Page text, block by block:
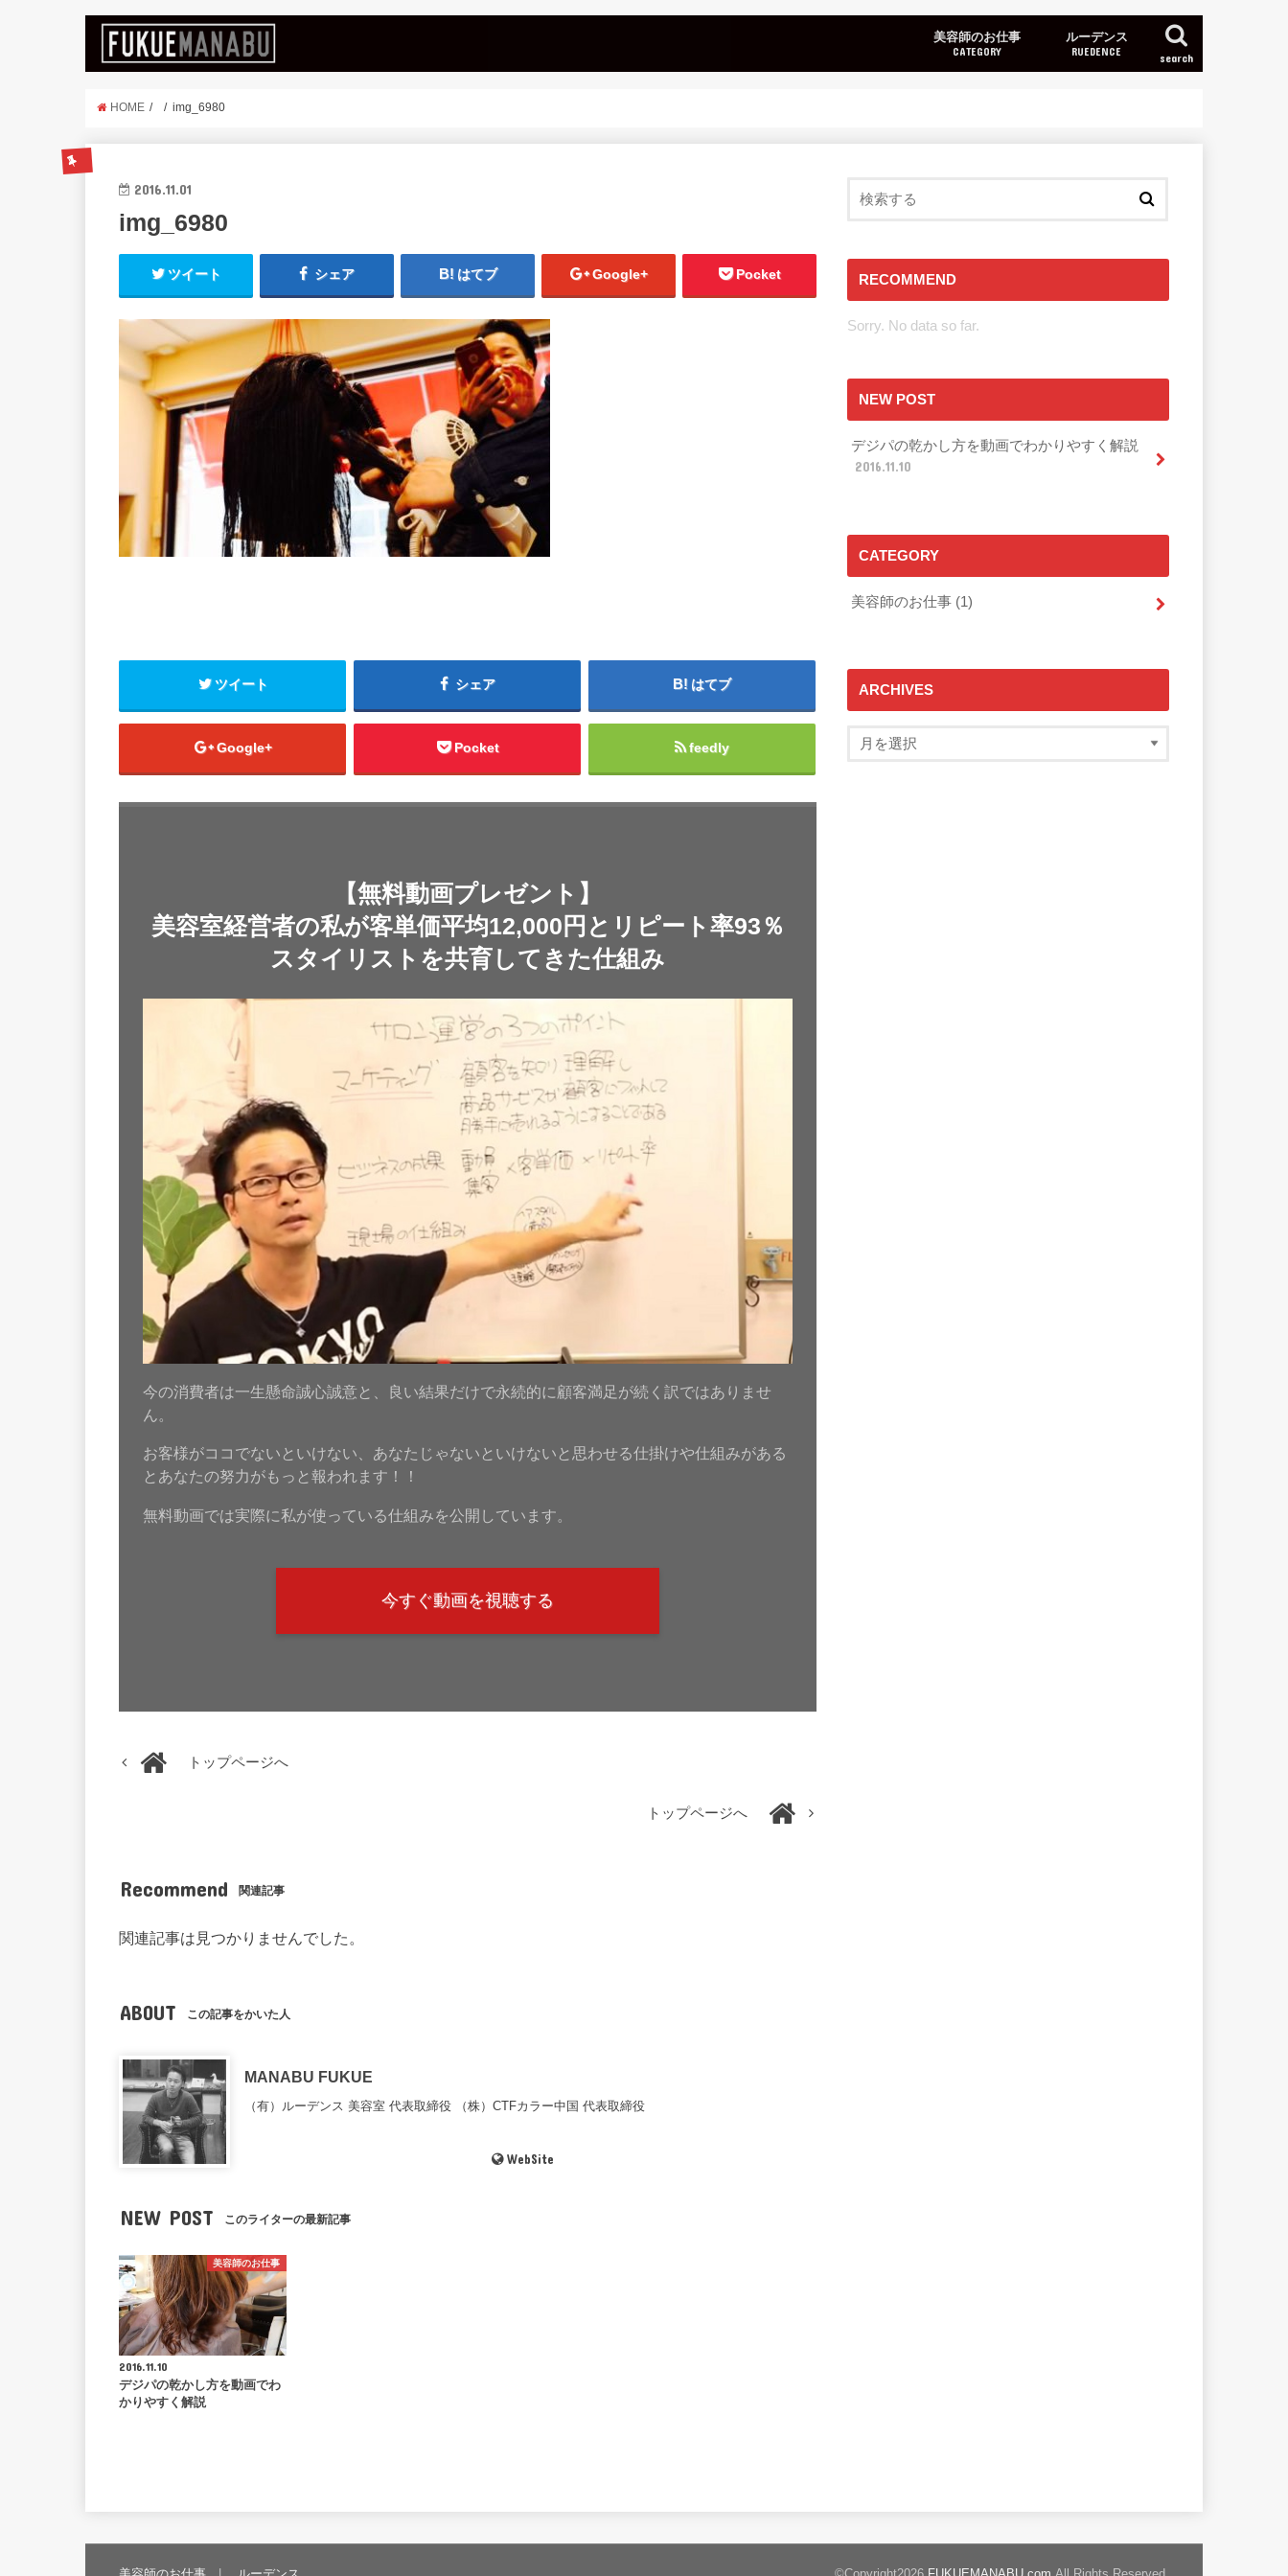
search
美容師のお仕事
CATEGORY
ルーデンス
RUEDENCE
HOME img_6980
2016.11.01
img_6980
ツイート シェア はてブ Google+ Pocket
ツイート シェア はてブ
Google+ Pocket feedly
【無料動画プレゼント】
美容室経営者の私が客単価平均12,000円とリピート率93％
スタイリストを共育してきた仕組み
今の消費者は一生懸命誠心誠意と、良い結果だけで永続的に顧客満足が続く訳ではありませ
ん。
お客様がココでないといけない、あなたじゃないといけないと思わせる仕掛けや仕組みがある
とあなたの努力がもっと報われます！！
無料動画では実際に私が使っている仕組みを公開しています。
今すぐ動画を視聴する
トップページへ
トップページへ
Recommend 関連記事
関連記事は見つかりませんでした。
ABOUT この記事をかいた人
MANABU FUKUE
（有）ルーデンス 美容室 代表取締役 （株）CTFカラー中国 代表取締役
WebSite
NEW POST このライターの最新記事
美容師のお仕事
2016.11.10
デジパの乾かし方を動画でわ
かりやすく解説
RECOMMEND
Sorry. No data so far.
NEW POST
デジパの乾かし方を動画でわかりやすく解説
2016.11.10
CATEGORY
美容師のお仕事 (1)
ARCHIVES